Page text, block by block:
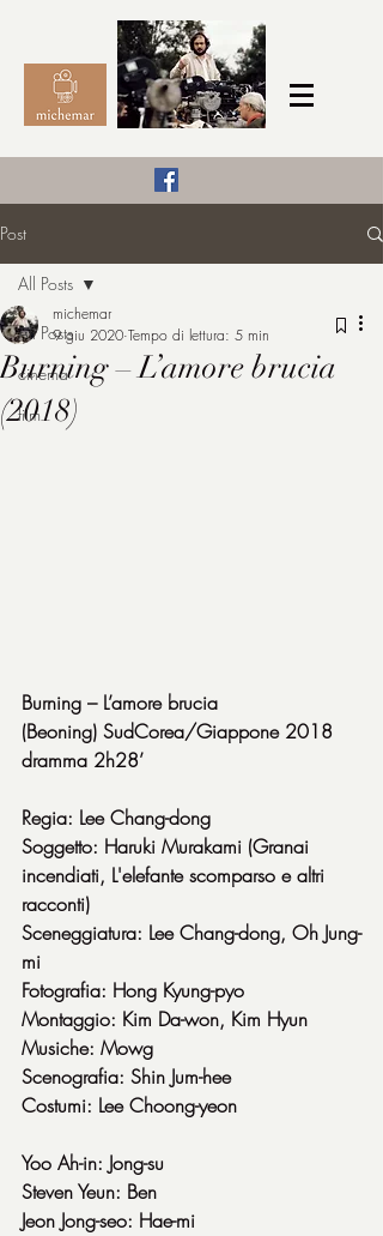
michemar
Post
All Posts
cinema
film
All Posts
Burning – L’amore brucia
(2018)
michemar
9 giu 2020 Tempo di lettura: 5 min
Burning – L’amore brucia
(Beoning) SudCorea/Giappone 2018
dramma 2h28’
Regia: Lee Chang-dong
Soggetto: Haruki Murakami (Granai
incendiati, L'elefante scomparso e altri
racconti)
Sceneggiatura: Lee Chang-dong, Oh Jung-
mi
Fotografia: Hong Kyung-pyo
Montaggio: Kim Da-won, Kim Hyun
Musiche: Mowg
Scenografia: Shin Jum-hee
Costumi: Lee Choong-yeon
Yoo Ah-in: Jong-su
Steven Yeun: Ben
Jeon Jong-seo: Hae-mi